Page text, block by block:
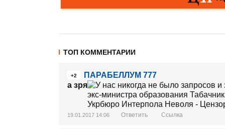
ТОП КОММЕНТАРИИ
+2
ПАРАБЕЛЛУМ 777
а зря
19.01.2017 14:06 Ответить Ссылка